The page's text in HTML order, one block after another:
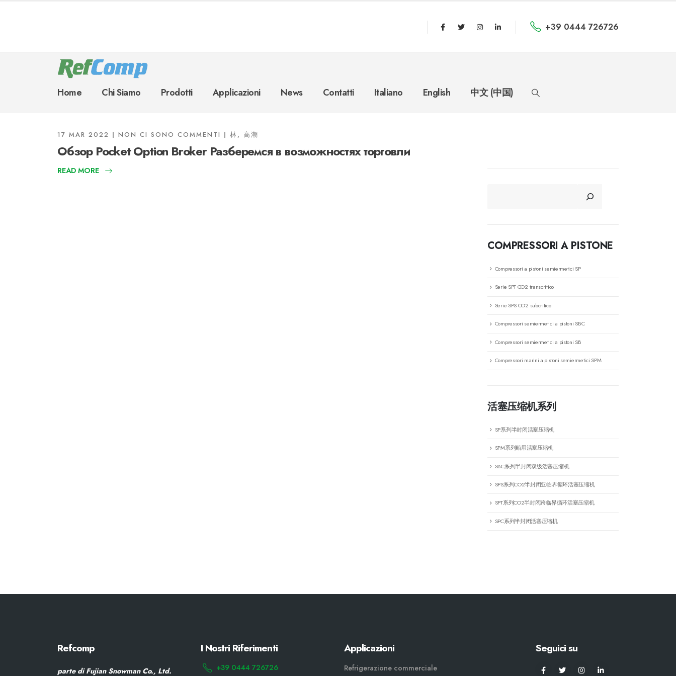
+39 0444 726726
Home Chi Siamo Prodotti Applicazioni News Contatti Italiano English 中文 (中国)
17 MAR 2022 NON CI SONO COMMENTI 林, 高潮
Обзор Pocket Option Broker Разберемся в возможностях торговли
READ MORE
COMPRESSORI A PISTONE
Compressori a pistoni semiermetici SP
Serie SPT CO2 transcritico
Serie SPS CO2 subcritico
Compressori semiermetici a pistoni SBC
Compressori semiermetici a pistoni SB
Compressori marini a pistoni semiermetici SPM
活塞压缩机系列
SP系列半封闭活塞压缩机
SPM系列船用活塞压缩机
SBC系列半封闭双级活塞压缩机
SPS系列CO2半封闭亚临界循环活塞压缩机
SPT系列CO2半封闭跨临界循环活塞压缩机
SPC系列半封闭活塞压缩机
Refcomp
parte di Fujian Snowman Co., Ltd.
I Nostri Riferimenti
+39 0444 726726
Applicazioni
Refrigerazione commerciale
Seguici su